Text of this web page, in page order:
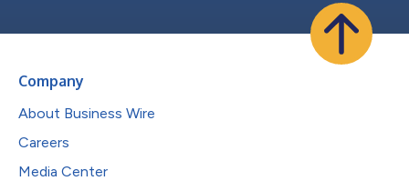
Company
About Business Wire
Careers
Media Center